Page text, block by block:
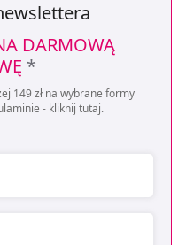
DARMOWĄ
*
149 zł na wybrane formy
- kliknij tutaj.